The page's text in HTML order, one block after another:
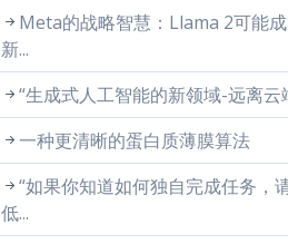
Meta的战略智慧：Llama 2可能
新...
“生成式人工智能的新领域-远离云
一种更清晰的蛋白质薄膜算法
“如果你知道如何独自完成任务，
低...